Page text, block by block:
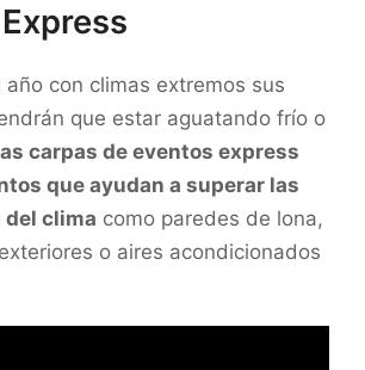
año con climas extremos sus
que estar aguatando frío o
carpas de eventos express
que ayudan a superar las
clima como paredes de lona,
o aires acondicionados